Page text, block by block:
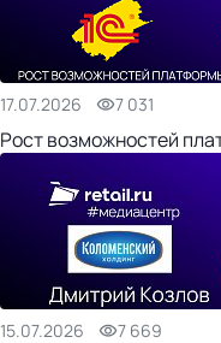
17.07.2026 7 031
Рост возможностей
15.07.2026 7 669